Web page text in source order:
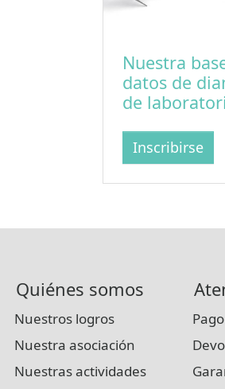
Nuestra
datos de
de
Inscribirse
Quiénes somos
Nuestros logros
Nuestra asociación
Nuestras actividades